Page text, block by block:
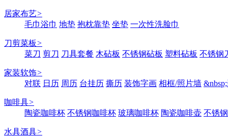
居家布艺>
毛巾浴巾 地垫 抱枕靠垫 坐垫 一次性洗脸巾
刀剪菜板>
菜刀 剪刀 刀具套餐 木砧板 不锈钢砧板 塑料砧板 不锈钢
家装软饰>
对联 日历 周历 台挂历 撕历 装饰字画 相框/照片墙
咖啡具>
陶瓷咖啡杯 不锈钢咖啡杯 玻璃咖啡杯 陶瓷咖啡壶 不锈
水具酒具>